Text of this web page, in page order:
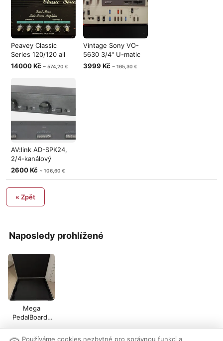
Naposledy prohlížené
Mega
PedalBoard-
Peavey Classic
Series 120/120 all
tube power
14000 Kč ~ 574,20 €
Vintage Sony VO-
5630 3/4" U-matic
Player/Reco
3999 Kč ~ 165,30 €
AV:link AD-SPK24,
2/4-kanálový
reproduktorový
2600 Kč ~ 106,60 €
« Zpět
Používáme cookies nezbytné pro správnou funkci a